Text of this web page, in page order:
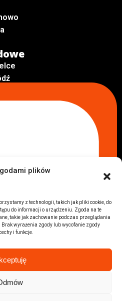
plików
z technologii, takich jak pliki cookie, do
do informacji o urządzeniu. Zgoda na te
takie jak zachowanie podczas przeglądania
wyrażenia zgody lub wycofanie zgody
i funkcje.